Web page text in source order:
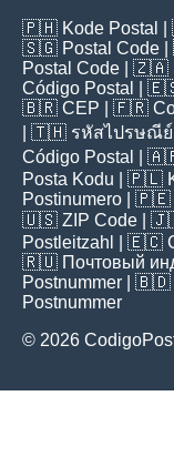
🇵🇭 Kode Postal
🇸🇬 Postal Code
Postal Code | 🇿🇦
Código Postal
|
🇧🇷 CEP | 🇫🇷
| 🇹🇭 รหัสไปรษณีย์
Código Postal
|
Posta Kodu | 🇵🇱
Postinumero | 🇵🇪
🇺🇸 ZIP Code |
Postleitzahl
| 🇪🇨
🇷🇺 Почтовый
Postnummer | 🇧🇩
Postnummer
© 2026